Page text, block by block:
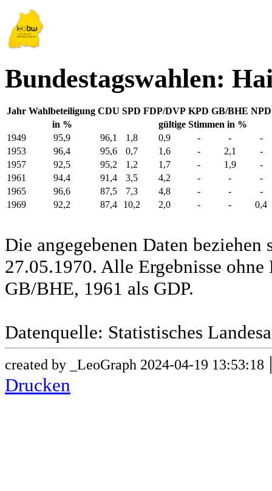
Bundestagswahlen:
Jahr Wahlbeteiligung CDU SPD FDP/DVP KPD GB/BHE NPD
in %
gültige Stimmen in %
1949
95,9 96,1 1,8 0,9 - -
-
1953
96,4 95,6 0,7 1,6 - 2,1
-
1957
92,5 95,2 1,2 1,7 - 1,9
-
1961
94,4 91,4 3,5 4,2 - -
-
1965
96,6 87,5 7,3 4,8 - -
-
1969
92,2 87,4 10,2 2,0 - - 0,4
Die angegebenen Daten
27.05.1970. Alle Ergebnisse
GB/BHE, 1961 als GDP.
Datenquelle: Statistisches
created by _LeoGraph 2024-04-19 13:53:18
Drucken